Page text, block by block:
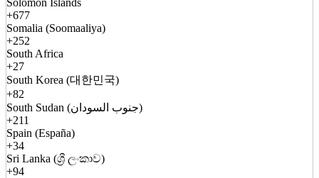
Solomon Islands
+677
Somalia (Soomaaliya)
+252
South Africa
+27
South Korea (대한민국)
+82
South Sudan (جنوب السودان)
+211
Spain (España)
+34
Sri Lanka (ශ්‍රී ලංකාව)
+94